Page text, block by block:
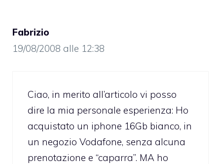
Fabrizio
19/08/2008 alle 12:38
Ciao, in merito all’articolo vi posso
dire la mia personale esperienza: Ho
acquistato un iphone 16Gb bianco, in
un negozio Vodafone, senza alcuna
prenotazione e “caparra”. MA ho